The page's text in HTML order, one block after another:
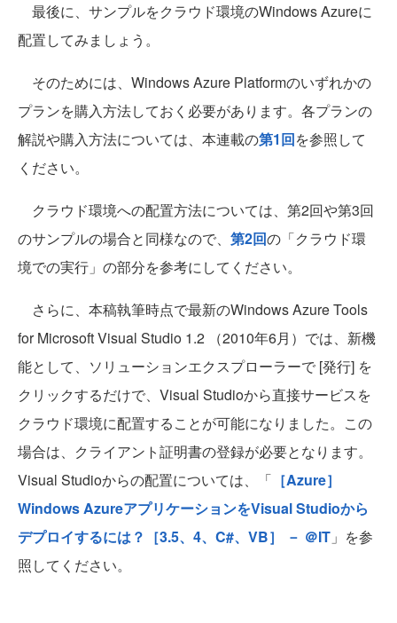
最後に、サンプルをクラウド環境のWindows Azureに
配置してみましょう。
そのためには、Windows Azure Platformのいずれかの
プランを購入方法しておく必要があります。各プランの
解説や購入方法については、本連載の第1回を参照して
ください。
クラウド環境への配置方法については、第2回や第3回
のサンプルの場合と同様なので、 第2回の「クラウド環
境での実行」の部分を参考にしてください。
さらに、本稿執筆時点で最新のWindows Azure Tools
for Microsoft Visual Studio 1.2 （2010年6月）では、新機
能として、ソリューションエクスプローラーで [発行] を
クリックするだけで、Visual Studioから直接サービスを
クラウド環境に配置することが可能になりました。この
場合は、クライアント証明書の登録が必要となります。
Visual Studioからの配置については、「 ［Azure］
Windows AzureアプリケーションをVisual Studioから
デプロイするには？［3.5、4、C#、VB］ － ＠IT 」を参
照してください。